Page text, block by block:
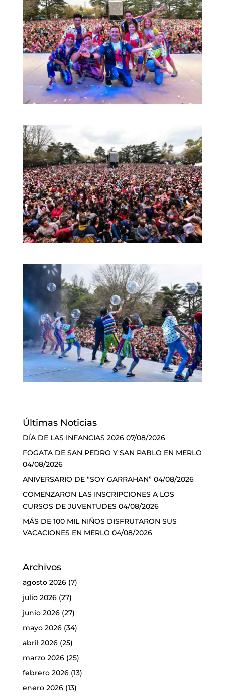
Últimas Noticias
DÍA DE LAS INFANCIAS 2026 07/08/2026
FOGATA DE SAN PEDRO Y SAN PABLO EN MERLO
04/08/2026
ANIVERSARIO DE “SOY GARRAHAN” 04/08/2026
COMENZARON LAS INSCRIPCIONES A LOS
CURSOS DE JUVENTUDES 04/08/2026
MÁS DE 100 MIL NIÑOS DISFRUTARON SUS
VACACIONES EN MERLO 04/08/2026
Archivos
agosto 2026(7)
julio 2026(27)
junio 2026(27)
mayo 2026(34)
abril 2026(25)
marzo 2026(25)
febrero 2026(13)
enero 2026(13)